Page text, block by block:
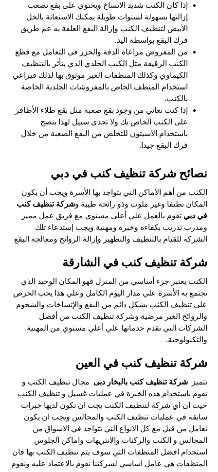
إذا كان الكنب شديد الاتساخ ويحتوي على بقع تصعب
إزالتها بسهولة لسنوات طويلة يمكنك الاستعانة بالخل
الأبيض لتنظيف الكنب وإزالة البقع العلقة به عم طريق
فرك البقع بواسطة اليد.
من المفروض مراعاة الدقة والحزر في التعامل مع قطع
الكنب الرقيقة مثل الكنب الجلدي الذي يتأثر بالتنظيف
الكيماوي وكذلك المنظفات الغير موثوق بها لذلك فيراعي
استخدام المنظف الخاص بالمفروشات الجلدية الخاصة
بالكنب.
إذا كنت تعاني من وجود بقع صعبة مثل بقع طلاء الأظافر
على الكنب الخاص بك ولا تجدي سبيل لهذا ينصح
باستخدام الأسيتون للتخلص من البقع الصعبة من خلال
فرك البقع جيدا.
نصائح شركة تنظيف كنب في دبي
الكنب من أهم الأماكن التي يتواجد بها الأسرة ويجب أن يكون
المكان نظيفا وغير ملوث وذو رائحة طيبة وشركة تنظيف كنب
في دبي تقوم بالعمل علي أعلي مستوي مع فريق عمل مميز
ومدرب تدريب بكفاءه وخبرة ومهنية ويجب إستدعاء تلك
الشركة للقيام بالتنظيف والتطهير وإزالة الروائح ومعالجة البقع
شركة تنظيف كنب في الشارقة
الكنب يعتبر جزء أساسي من المنزل فهو المكان الوحيد الذي
تجتمع به الأسرة علي مدار اليوم الكامل وعلي هذا يجب الحرص
علي تنظيف الكنب بشكل دائم من البقع والإتساخات والشحوم
والروائح الغير مرضية وشركة تنظيف الكنب من أفضل
الشركات التي تقدم خدماتها علي أعلي مستوي من المهنية
والتكنولوجية.
شركة تنظيف كنب في العين
تتميزشركة تنظيف كنب بالبخار دبى مجال تنظيف الكنب و
تقوم باستخدام هذه الخبرة في عمليات غسيل و تنظيف الكنب
حيث ان اي شركة لتنظيف الكنب يجب ان تكون لديها خبرات
سابقة في عمليات تنظيف الكنب والمجالس ويجب ان يكون
تعامل من قبل مع كل الانواع التي تتواجد في الاسواق من
المجالس و الكنب والركنات والانتريهات واماكن الجلوس
استخدام افضل المنظفات التي سوف يتم تنظيف الكنب بها فان
المنظفات هي عامل اساسي لشركتنا نقوم بالاعتماد عليه ونقوم